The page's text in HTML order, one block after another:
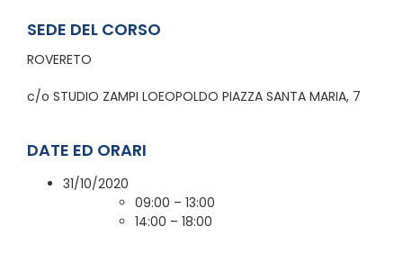
SEDE DEL CORSO
ROVERETO
c/o STUDIO ZAMPI LOEOPOLDO PIAZZA SANTA MARIA, 7
DATE ED ORARI
31/10/2020
09:00 – 13:00
14:00 – 18:00